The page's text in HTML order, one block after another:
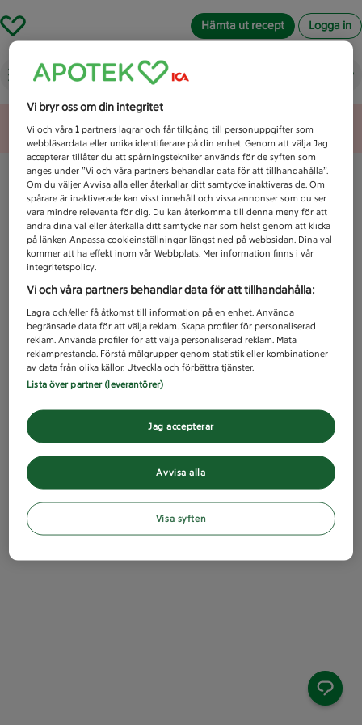
Hämta ut recept Logga in
Vad letar du efter idag?
Unknown error
Vi bryr oss om din integritet
Vi och våra1 partners lagrar och får tillgång till personuppgifter som
webbläsardata eller unika identifierare på din enhet. Genom att välja Jag
accepterar tillåter du att spårningstekniker används för de syften som
anges under ”Vi och våra partners behandlar data för att tillhandahålla”.
Om du väljer Avvisa alla eller återkallar ditt samtycke inaktiveras de. Om
spårare är inaktiverade kan visst innehåll och vissa annonser som du ser
vara mindre relevanta för dig. Du kan återkomma till denna meny för att
ändra dina val eller återkalla ditt samtycke när som helst genom att klicka
på länken Anpassa cookieinställningar längst ned på webbsidan. Dina val
kommer att ha effekt inom vår Webbplats. Mer information finns i vår
integritetspolicy.
Vi och våra partners behandlar data för att tillhandahålla:
Lagra och/eller få åtkomst till information på en enhet. Använda
begränsade data för att välja reklam. Skapa profiler för personaliserad
reklam. Använda profiler för att välja personaliserad reklam. Mäta
reklamprestanda. Förstå målgrupper genom statistik eller kombinationer
av data från olika källor. Utveckla och förbättra tjänster.
Lista över partner (leverantörer)
Avvisa alla
Jag accepterar
Visa syften